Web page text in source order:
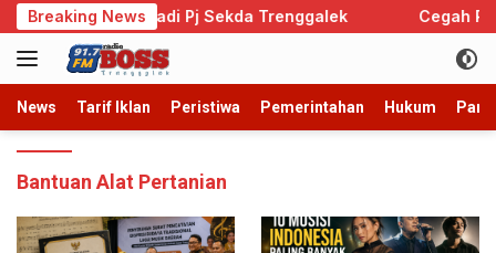
Langsung
ke
konten
Breaking News
Resmi Jadi Pj Sekda Trenggalek Cegah
News Tarif Iklan Peristiwa Pemerintahan Hukum
Bantuan Alat Pertanian